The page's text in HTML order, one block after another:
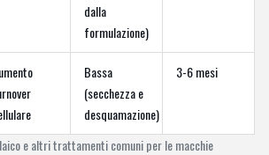
e altri trattamenti comuni per le macchie
dalla
formulazione)
Bassa
(secchezza e
desquamazione)
3-6 mesi